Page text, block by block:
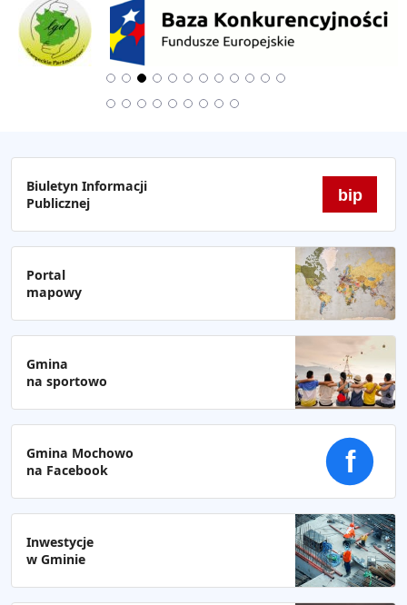
Biuletyn Informacji
Publicznej
bip
Portal
mapowy
Gmina
na sportowo
Gmina Mochowo
na Facebook
f
Inwestycje
w Gminie